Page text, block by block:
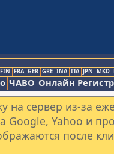
FIN FRA GER GRE INA ITA JPN MKD
ЧАВО Онлайн
на сервер из-за
Google, Yahoo и
после